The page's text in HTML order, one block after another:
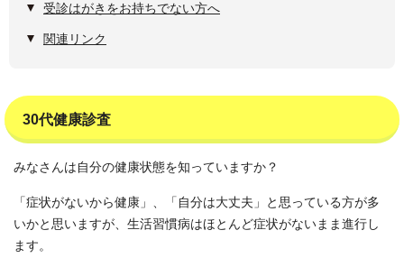
受診はがきをお持ちでない方へ
関連リンク
30代健康診査
みなさんは自分の健康状態を知っていますか？
「症状がないから健康」、「自分は大丈夫」と思っている方が多
いかと思いますが、生活習慣病はほとんど症状がないまま進行し
ます。